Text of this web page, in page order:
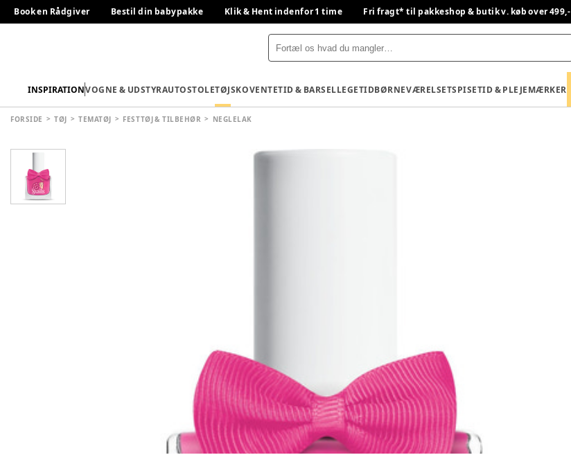
Book en Rådgiver Bestil din babypakke Klik & Hent indenfor 1 time Fri fragt* til pakkeshop & butik v. køb over 499,-
INSPIRATIONVOGNE & UDSTYRAUTOSTOLETØJSKOVENTETID & BARSELLEGETIDBØRNEVÆRELSETSPISETID & PLEJEMÆRKER
FORSIDE TØJ TEMATØJ FESTTØJ & TILBEHØR NEGLELAK